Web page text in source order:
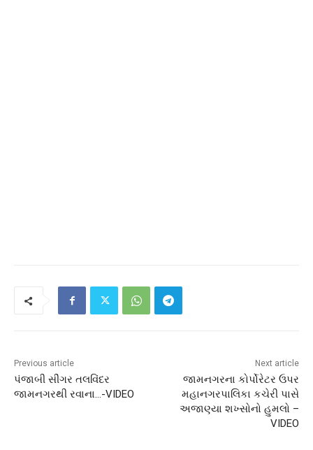
Previous article
પંજાબી સીંગર તલવિંદર
જામનગરથી રવાના…-VIDEO
Next article
જામનગરના કોર્પોરેટર ઉપર
મહાનગરપાલિકા કચેરી પાસે
અજાણ્યા શખ્સોનો હુમલો –
VIDEO